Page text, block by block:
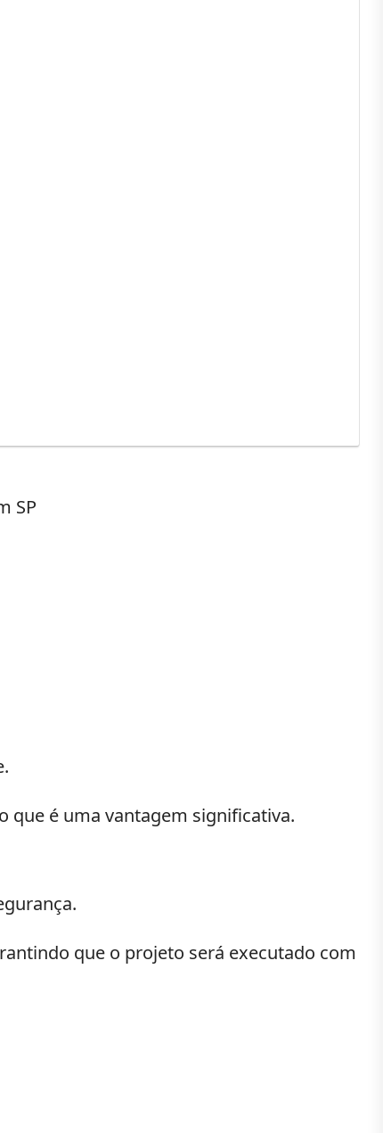
que é uma vantagem significativa.
que o projeto será executado com